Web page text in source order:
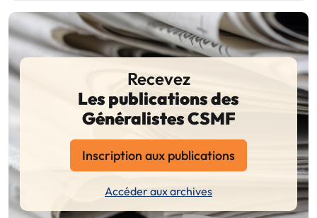
Recevez
Les publications des
Généralistes CSMF
Inscription aux publications
Accéder aux archives